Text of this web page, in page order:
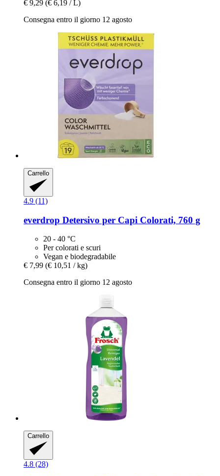
€ 9,29 (€ 6,19 / L)
Consegna entro il giorno 12 agosto
Carrello
4.9 (11)
everdrop Detersivo per Capi Colorati, 760 g
20 - 40 °C
Per colorati e scuri
Vegan e biodegradabile
€ 7,99 (€ 10,51 / kg)
Consegna entro il giorno 12 agosto
Carrello
4.8 (28)